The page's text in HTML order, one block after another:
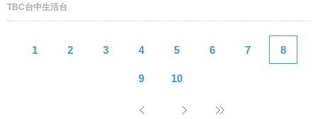
TBC台中生活台
1 2 3 4 5 6 7 8
9 10